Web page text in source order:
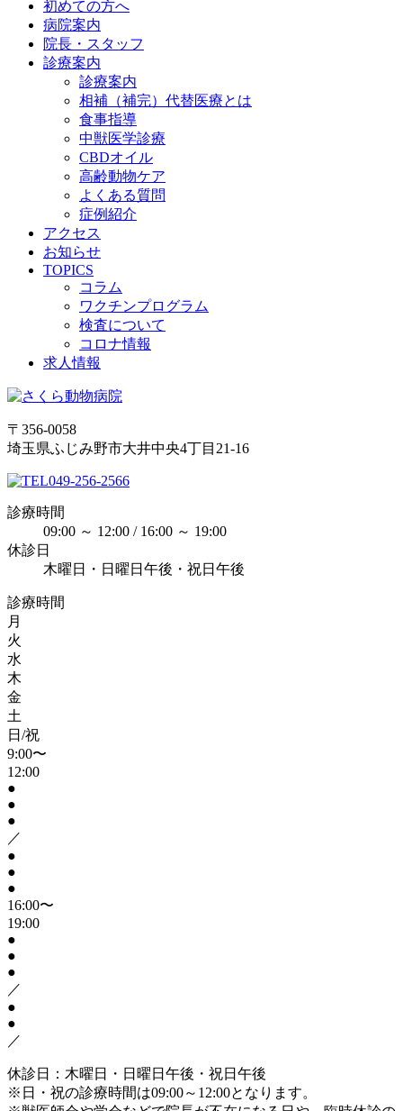
初めての方へ
病院案内
院長・スタッフ
診療案内
診療案内
相補（補完）代替医療とは
食事指導
中獣医学診療
CBDオイル
高齢動物ケア
よくある質問
症例紹介
アクセス
お知らせ
TOPICS
コラム
ワクチンプログラム
検査について
コロナ情報
求人情報
〒356-0058
埼玉県ふじみ野市大井中央4丁目21-16
049-256-2566
診療時間
09:00 ～ 12:00 / 16:00 ～ 19:00
休診日
木曜日・日曜日午後・祝日午後
診療時間
月
火
水
木
金
土
日/祝
9:00〜
12:00
●
●
●
／
●
●
●
16:00〜
19:00
●
●
●
／
●
●
／
休診日：木曜日・日曜日午後・祝日午後
※日・祝の診療時間は09:00～12:00となります。